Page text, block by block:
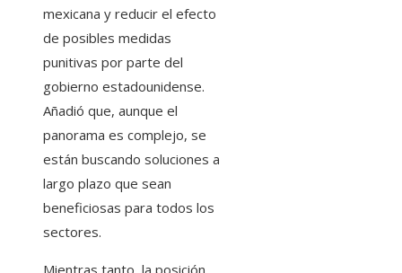
mexicana y reducir el efecto
de posibles medidas
punitivas por parte del
gobierno estadounidense.
Añadió que, aunque el
panorama es complejo, se
están buscando soluciones a
largo plazo que sean
beneficiosas para todos los
sectores.